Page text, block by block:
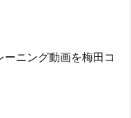
ニング動画を梅田コ